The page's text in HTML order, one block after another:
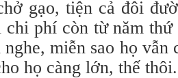
gạo, tiện cả đôi
phí còn từ năm thứ
miễn sao họ vẫn
họ càng lớn, thế thôi.